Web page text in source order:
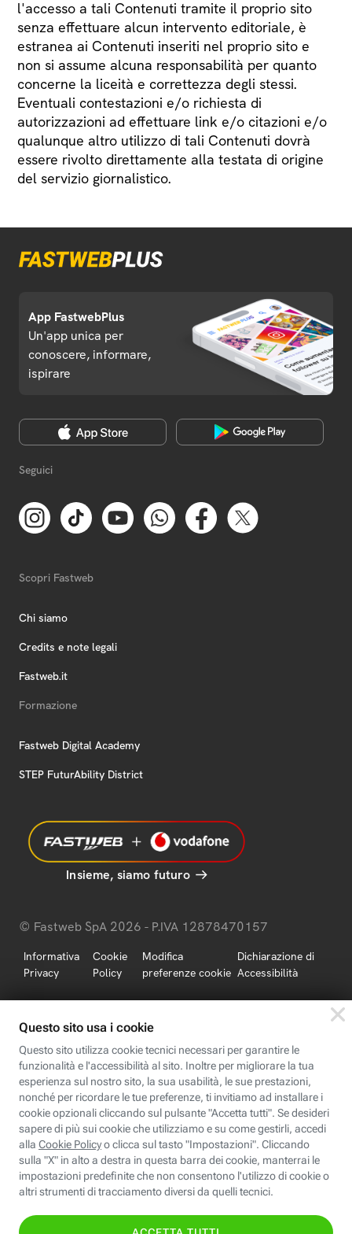
l'accesso a tali Contenuti tramite il proprio sito
senza effettuare alcun intervento editoriale, è
estranea ai Contenuti inseriti nel proprio sito e
non si assume alcuna responsabilità per quanto
concerne la liceità e correttezza degli stessi.
Eventuali contestazioni e/o richiesta di
autorizzazioni ad effettuare link e/o citazioni e/o
qualunque altro utilizzo di tali Contenuti dovrà
essere rivolto direttamente alla testata di origine
del servizio giornalistico.
App FastwebPlus
Un'app unica per
conoscere, informare,
ispirare
Seguici
Scopri Fastweb
Chi siamo
Credits e note legali
Fastweb.it
Formazione
Fastweb Digital Academy
STEP FuturAbility District
Insieme, siamo futuro
© Fastweb SpA 2026 - P.IVA 12878470157
Informativa
Privacy
Cookie
Policy
Modifica
preferenze cookie
Dichiarazione di
Accessibilità